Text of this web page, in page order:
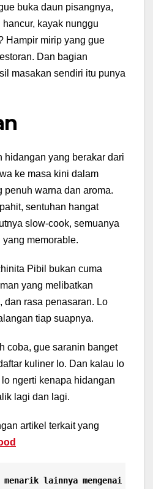
buka daun pisangnya,
kayak nunggu
Hampir mirip yang gue
Dan bagian
masakan sendiri itu punya
yang berakar dari
ke masa kini dalam
penuh warna dan aroma.
sentuhan hangat
slow-cook, semuanya
memorable.
Pibil bukan cuma
yang melibatkan
dan rasa penasaran. Lo
tiap suapnya.
coba, gue saranin banget
kuliner lo. Dan kalau lo
ngerti kenapa hidangan
lagi dan lagi.
artikel terkait yang
lainnya mengenai